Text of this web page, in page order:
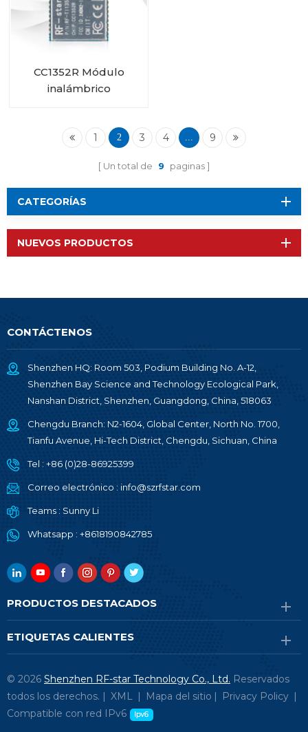
CC1352R Módulo
inalámbrico
TI1352B11 2 3 4 ... 9
Un total de 9 paginas
CATEGORÍAS
NUEVOS PRODUCTOS
CONTÁCTENOS
Shenzhen HQ: Room 503, Podium Building No. A-12,
Shenzhen Bay Science and Technology Ecological Park,
Nanshan District, Shenzhen, Guangdong, China, 518063
Chengdu Branch: N2-1604, Global Center, North No. 1700,
Tianfu Avenue, Hi-Tech District, Chengdu, Sichuan, China
Tel : +86 (0)28-86925399
Correo electrónico : info@szrfstar.com
Teams : Sunny Li
Whatsapp : +8618190842785
PRODUCTOS DESTACADOS
ETIQUETAS CALIENTES
© 2026 Shenzhen RF-star Technology Co., Ltd. Reservados
todos los derechos. | XML | Mapa del sitio | Privacy Policy |
Compatible con red IPv6